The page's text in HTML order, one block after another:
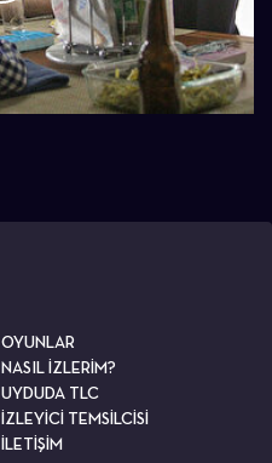
OYUNLAR
NASIL İZLERİM?
UYDUDA TLC
İZLEYİCİ TEMSİLCİSİ
İLETİŞİM